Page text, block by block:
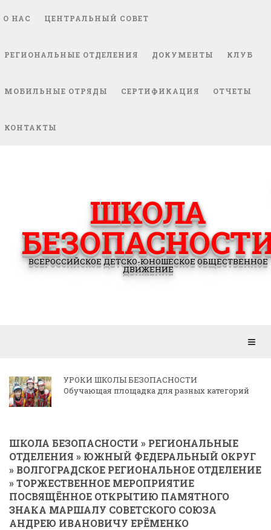
О НАС ЦЕНТРАЛЬНЫЙ СОВЕТ
РЕГИОНАЛЬНЫЕ ОТДЕЛЕНИЯ ДОКУМЕНТЫ КЛУБ
МОБИЛЬНЫЕ ОТРЯДЫ СЕРТИФИКАЦИЯ ОТЧЕТЫ
КОНТАКТЫ
ШКОЛА
ВСЕРОССИЙСКОЕ ДЕТСКО-ЮНОШЕСКОЕ ОБЩЕСТВЕННОЕ
ДВИЖЕНИЕ
КОРРЕСПОНДЕНЦИЯ РЕГИОНАЛЬНЫМ
ОТДЕЛЕНИЯМ
ШКОЛА БЕЗОПАСНОСТИ » РЕГИОНАЛЬНЫЕ
ОТДЕЛЕНИЯ » ЮЖНЫЙ ФЕДЕРАЛЬНЫЙ ОКРУГ
» ВОЛГОГРАДСКОЕ РЕГИОНАЛЬНОЕ ОТДЕЛЕНИЕ
» ТОРЖЕСТВЕННОЕ МЕРОПРИЯТИЕ
ПОСВЯЩЁННОЕ ОТКРЫТИЮ ПАМЯТНОГО
ЗНАКА МАРШАЛУ СОВЕТСКОГО СОЮЗА
АНДРЕЮ ИВАНОВИЧУ ЕРЁМЕНКО